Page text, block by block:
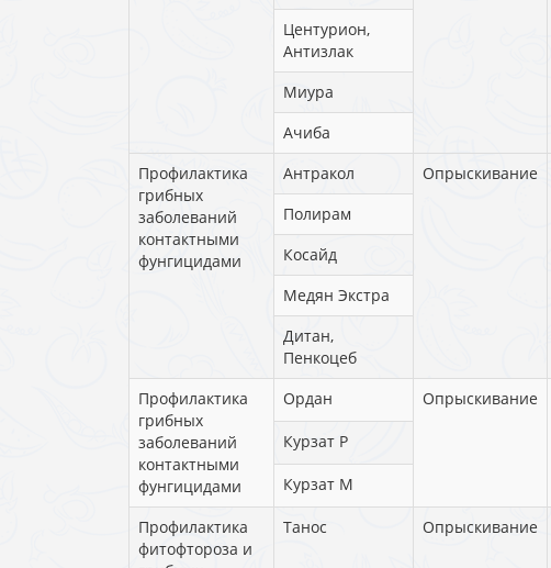
Центурион,
Антизлак
Миура
Ачиба
Профилактика
грибных
заболеваний
контактными
фунгицидами
Антракол Опрыскивание
Полирам
Косайд
Медян Экстра
Дитан,
Пенкоцеб
Профилактика
грибных
заболеваний
контактными
фунгицидами
Ордан Опрыскивание
Курзат Р
Курзат М
Профилактика
фитофтороза и
Танос Опрыскивание